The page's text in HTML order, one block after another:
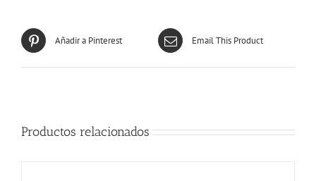
Añadir a Pinterest Email This Product
Productos relacionados